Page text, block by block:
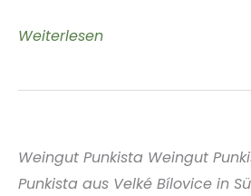
Weingut
Ševčík
Republik
Weiterlesen
Weingut Punkista Weingut
Punkista aus Velké Bílovice in